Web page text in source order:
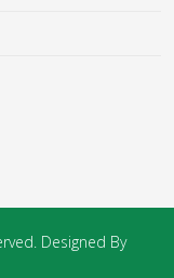
Designed By